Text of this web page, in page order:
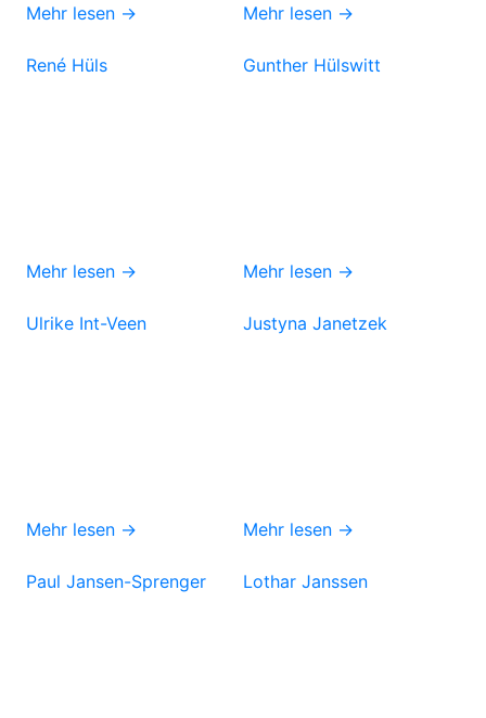
Mehr lesen → Mehr lesen →
René Hüls
Mehr lesen →
Gunther Hülswitt
Mehr lesen →
Ulrike Int-Veen
Mehr lesen →
Justyna Janetzek
Mehr lesen →
Paul Jansen-Sprenger Lothar Janssen